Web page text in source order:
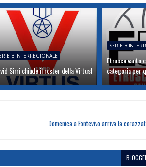
B INTERREGIONALE
Sirri chiude il roster della Virtus!
SERIE B
Etrusca vanto
categoria per
Domenica a Fontevivo arriva la